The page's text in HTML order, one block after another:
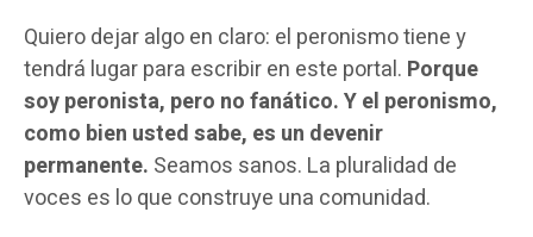
Quiero dejar algo en claro: el peronismo tiene y
tendrá lugar para escribir en este portal. Porque
soy peronista, pero no fanático. Y el peronismo,
como bien usted sabe, es un devenir
permanente. Seamos sanos. La pluralidad de
voces es lo que construye una comunidad.